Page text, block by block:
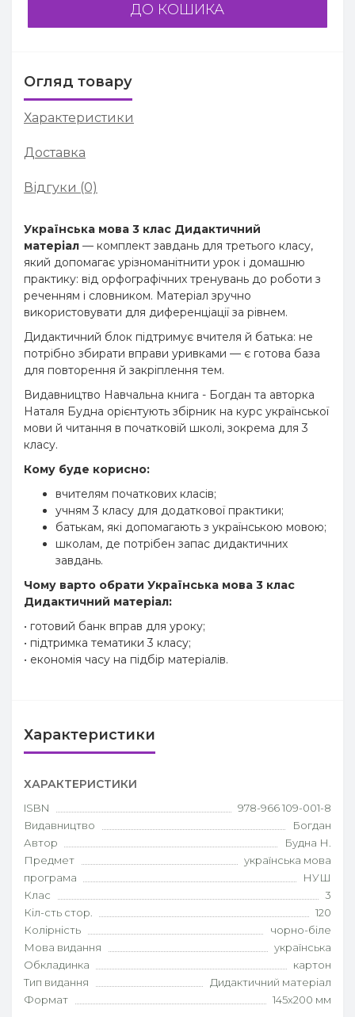
ДО КОШИКА
Огляд товару
Характеристики
Доставка
Відгуки (0)
Українська мова 3 клас Дидактичний
матеріал — комплект завдань для третього класу,
який допомагає урізноманітнити урок і домашню
практику: від орфографічних тренувань до роботи з
реченням і словником. Матеріал зручно
використовувати для диференціації за рівнем.
Дидактичний блок підтримує вчителя й батька: не
потрібно збирати вправи уривками — є готова база
для повторення й закріплення тем.
Видавництво Навчальна книга - Богдан та авторка
Наталя Будна орієнтують збірник на курс української
мови й читання в початковій школі, зокрема для 3
класу.
Кому буде корисно:
вчителям початкових класів;
учням 3 класу для додаткової практики;
батькам, які допомагають з українською мовою;
школам, де потрібен запас дидактичних
завдань.
Чому варто обрати Українська мова 3 клас
Дидактичний матеріал:
• готовий банк вправ для уроку;
• підтримка тематики 3 класу;
• економія часу на підбір матеріалів.
Характеристики
ХАРАКТЕРИСТИКИ
ISBN
978-966 109-001-8
Видавництво
Богдан
Автор
Будна Н.
Предмет
українська мова
програма
НУШ
Клас
3
Кіл-сть стор.
120
Колірність
чорно-біле
Мова видання
українська
Обкладинка
картон
Тип видання
Дидактичний матеріал
Формат
145х200 мм